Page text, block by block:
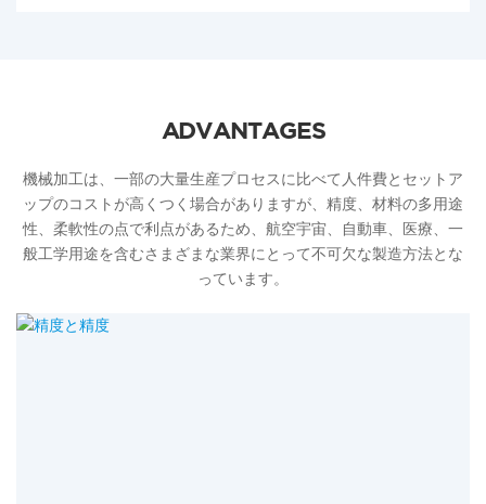
ADVANTAGES
機械加工は、一部の大量生産プロセスに比べて人件費とセットア
ップのコストが高くつく場合がありますが、精度、材料の多用途
性、柔軟性の点で利点があるため、航空宇宙、自動車、医療、一
般工学用途を含むさまざまな業界にとって不可欠な製造方法とな
っています。